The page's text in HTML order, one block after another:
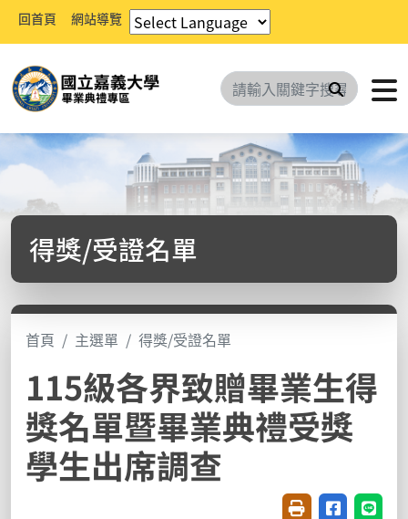
回首頁 網站導覽
搜尋
得獎/受證名單
首頁 主選單 得獎/受證名單
115級各界致贈畢業生得
獎名單暨畢業典禮受獎
學生出席調查
友善列印(開新視
分享至臉書
分享